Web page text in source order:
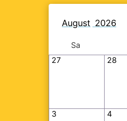
August 2026
Sa
27
28
3 4